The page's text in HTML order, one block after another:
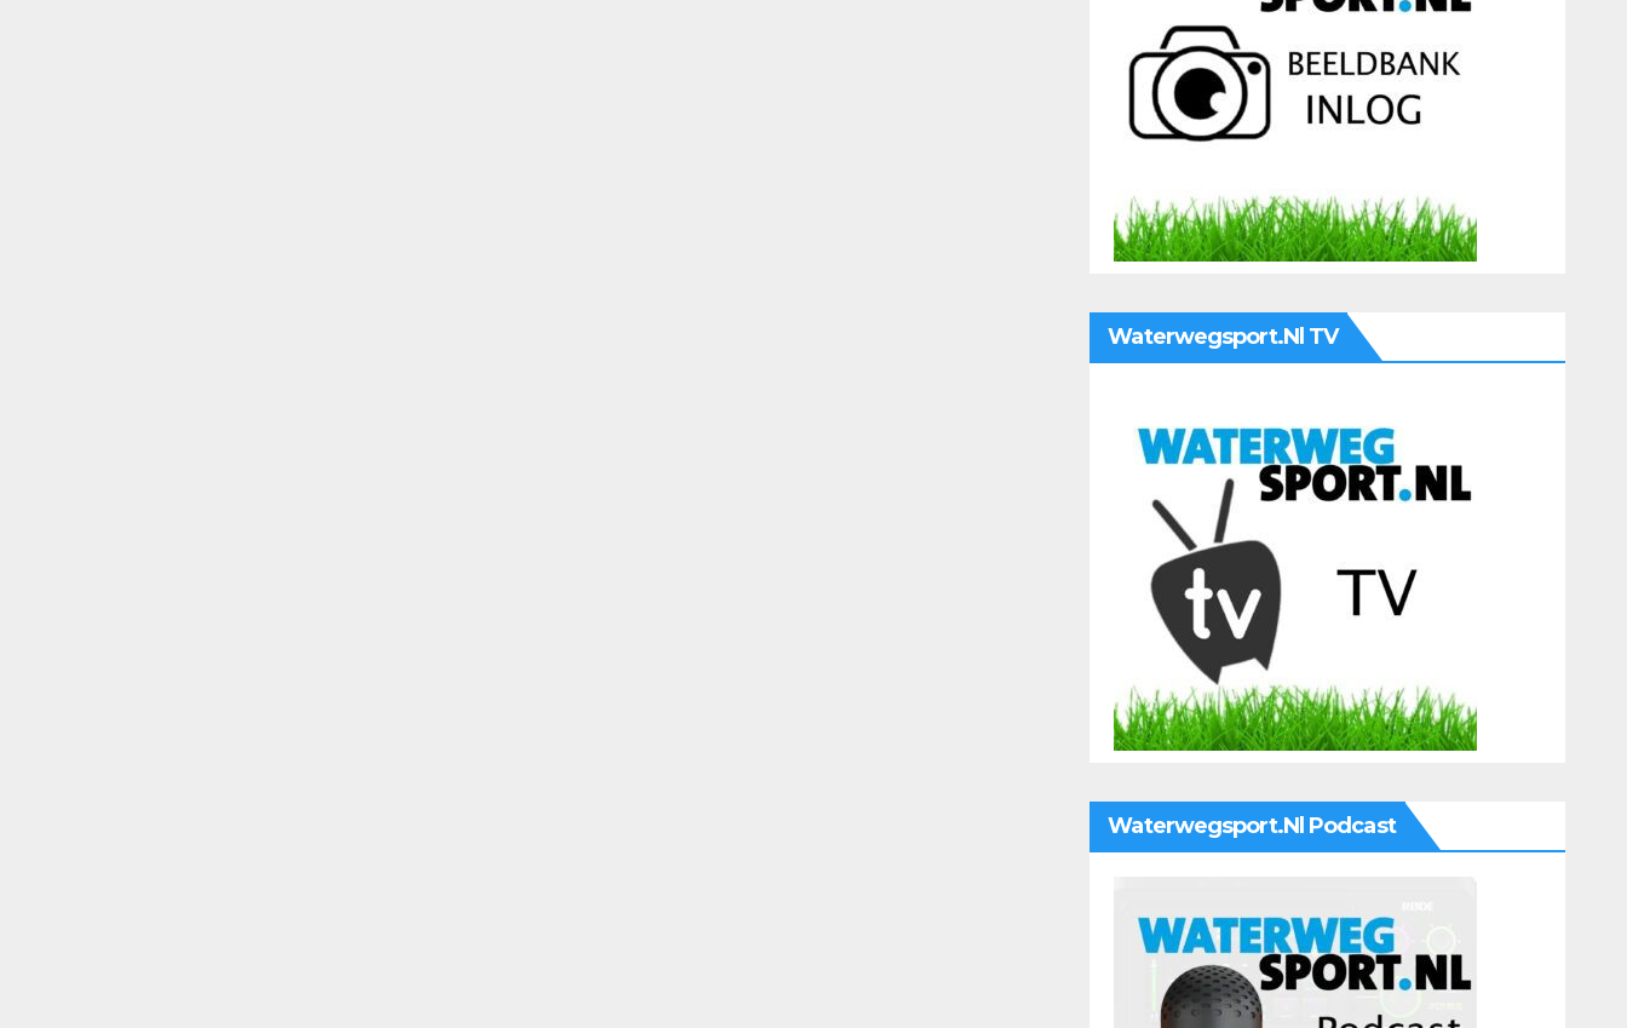
Waterwegsport.nl TV
Waterwegsport.nl Podcast